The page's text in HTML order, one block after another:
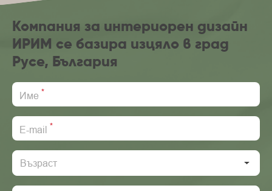
Компания за интериорен дизайн
ИРИМ се базира изцяло в град
Русе, България
Име *
E-mail *
Възраст